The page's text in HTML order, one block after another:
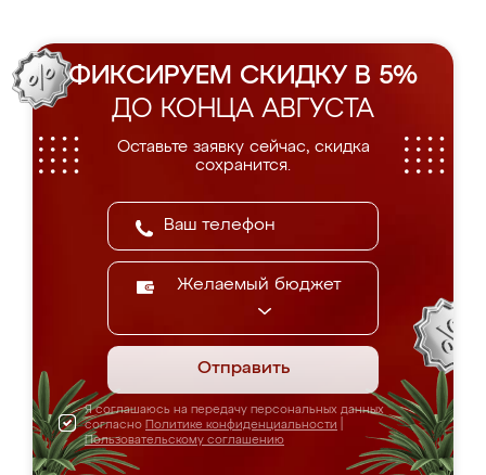
ФИКСИРУЕМ СКИДКУ В 5%
ДО КОНЦА АВГУСТА
Оставьте заявку сейчас, скидка
сохранится.
Желаемый бюджет
Отправить
Я соглашаюсь на передачу персональных данных
согласно Политике конфиденциальности
Пользовательскому соглашению